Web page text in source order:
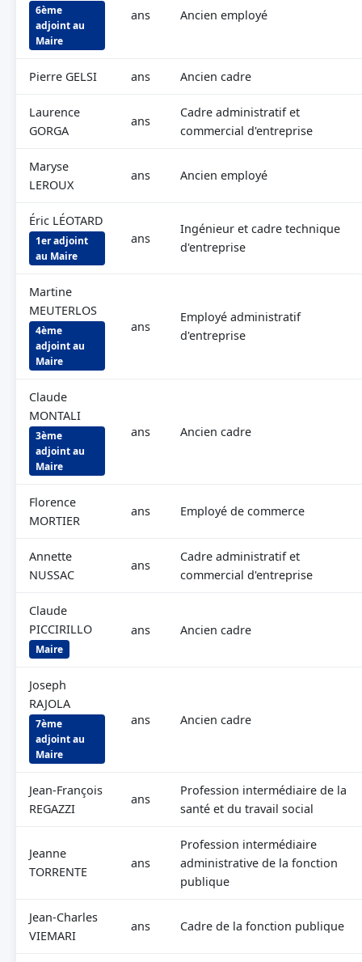
6ème
adjoint au
Maire
ans Ancien employé
Pierre GELSI ans Ancien cadre
Laurence
GORGA
ans
Cadre administratif et
commercial d'entreprise
Maryse
LEROUX
ans Ancien employé
Éric LÉOTARD
1er adjoint
au Maire
ans
Ingénieur et cadre technique
d'entreprise
Martine
MEUTERLOS
4ème
adjoint au
Maire
ans
Employé administratif
d'entreprise
Claude
MONTALI
3ème
adjoint au
Maire
ans Ancien cadre
Florence
MORTIER
ans Employé de commerce
Annette
NUSSAC
ans
Cadre administratif et
commercial d'entreprise
Claude
PICCIRILLO
Maire
ans Ancien cadre
Joseph
RAJOLA
7ème
adjoint au
Maire
ans Ancien cadre
Jean-François
REGAZZI
ans
Profession intermédiaire de la
santé et du travail social
Jeanne
TORRENTE
ans
Profession intermédiaire
administrative de la fonction
publique
Jean-Charles
VIEMARI
ans Cadre de la fonction publique